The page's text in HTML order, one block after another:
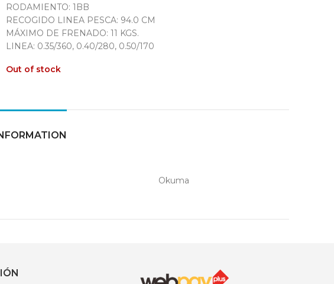
RODAMIENTO: 1BB
RECOGIDO LINEA PESCA: 94.0 CM
MÁXIMO DE FRENADO: 11 KGS.
LINEA: 0.35/360, 0.40/280, 0.50/170
Out of stock
Okuma